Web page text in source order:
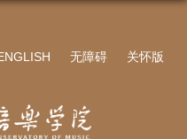
无障碍 关怀版